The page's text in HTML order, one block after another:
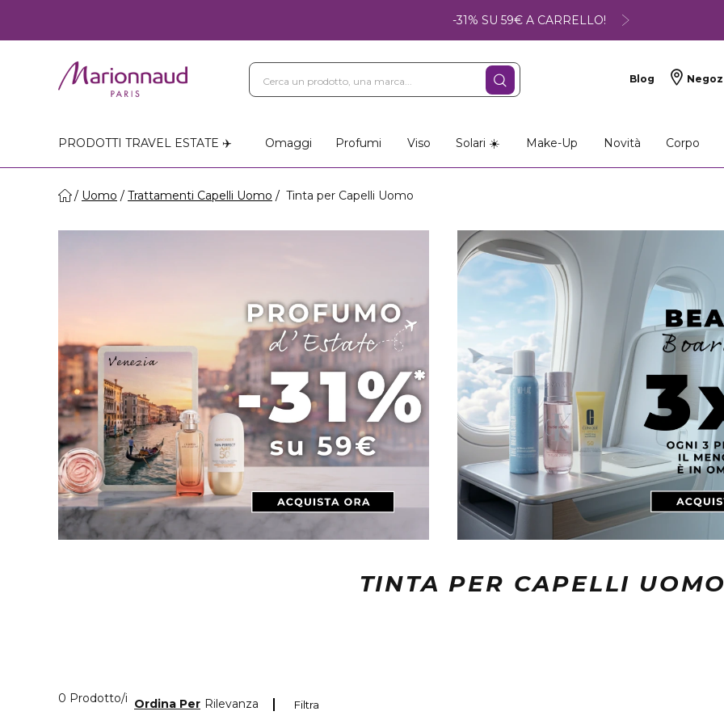
-31% SU 59€ A CARRELLO!
Blog
PRODOTTI TRAVEL ESTATE ✈️ Omaggi Profumi Viso Solari ☀️ Make-Up Novità Corpo
Uomo Trattamenti Capelli Uomo Tinta per Capelli Uomo
TINTA PER CAPELLI
0 Prodotto/i 0 Prodotti visualizzati Filtra
Ordina Per Rilevanza